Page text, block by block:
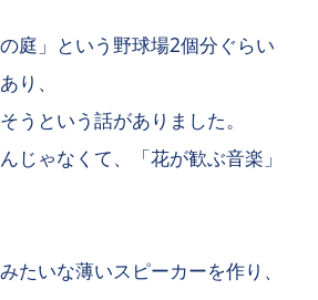
庭」という野球場2個分ぐらい
り、
うという話がありました。
じゃなくて、「花が歓ぶ音楽」
たいな薄いスピーカーを作り、